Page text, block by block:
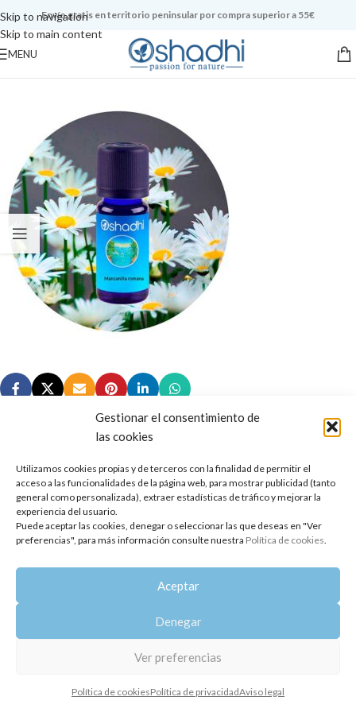
Gestionar el consentimiento de
las cookies
Utilizamos cookies propias y de terceros con la finalidad de permitir el
acceso a las funcionalidades de la página web, para mostrar publicidad (tanto
general como personalizada), extraer estadísticas de tráfico y mejorar la
experiencia del usuario.
Puede aceptar las cookies, denegar o seleccionar las que deseas en "Ver
preferencias", para más información consulte nuestra Política de cookies.
Aceptar
Denegar
Ver preferencias
Política de cookiesPolítica de privacidadAviso legal
Skip to navigation
Skip to main content
Envío gratis en territorio peninsular por compra superior a 55€
MENU
Copyright 2014-2025 Oshadhi España
Todos los derechos reservados.
Política de privacidad | Aviso legal | Política de cookies